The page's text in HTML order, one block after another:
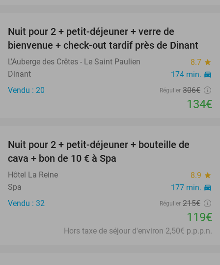
Nuit pour 2 + petit-déjeuner + verre de
bienvenue + check-out tardif près de Dinant
L’Auberge des Crêtes - Le Saint Paulien 8.7 star
Dinant 174 min. directions_car
Vendu : 20 Régulier 306€
134€
Nuit pour 2 + petit-déjeuner + bouteille de
cava + bon de 10 € à Spa
Hôtel La Reine 8.9 star
Spa 177 min. directions_car
Vendu : 32 Régulier 215€
119€
Hors taxe de séjour d'environ 2,50€ p.p.p.n.